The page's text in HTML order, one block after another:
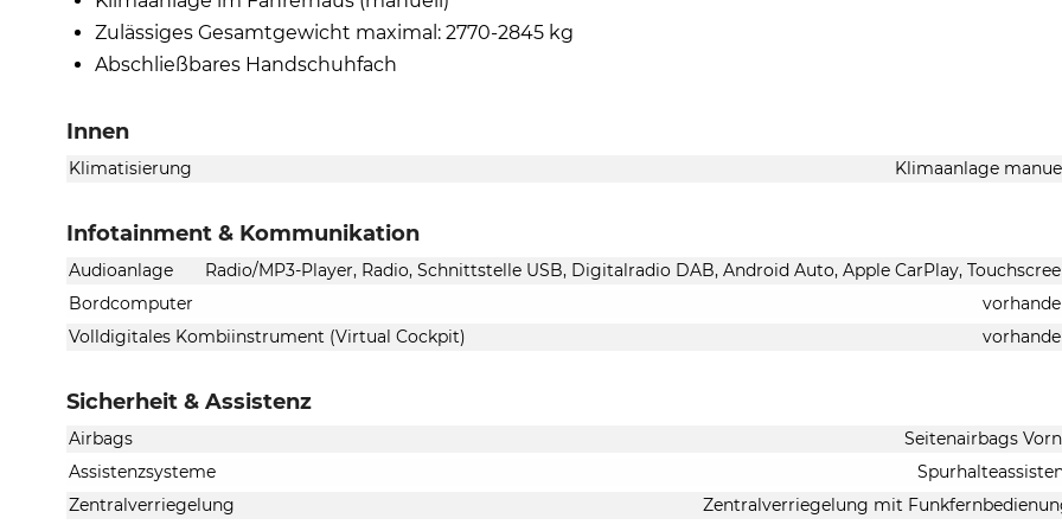
Zulässiges Gesamtgewicht maximal: 2770-2845 kg
Abschließbares Handschuhfach
Innen
Klimatisierung Klimaanlage
Infotainment & Kommunikation
Audioanlage
Radio/MP3-Player, Radio, Schnittstelle USB, Digitalradio DAB, Android Auto, Apple CarPlay,
Bordcomputer
Volldigitales Kombiinstrument (Virtual Cockpit)
Sicherheit & Assistenz
Airbags
Seitenairbags
Assistenzsysteme
Zentralverriegelung
Zentralverriegelung mit